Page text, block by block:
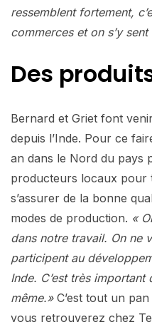
ressemblent fortement,
commerces et on s’y sent
Des
Bernard et Griet font
depuis l’Inde. Pour ce
an dans le Nord du pays
producteurs locaux pour
s’assurer de la bonne
modes de production. «
dans notre travail. On ne
participent au
Inde. C’est très
même.»C’est tout un
vous retrouverez chez